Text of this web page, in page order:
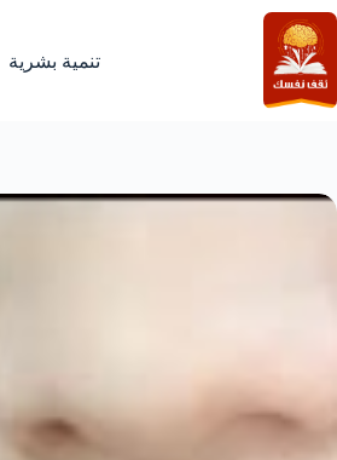
التجاوز
إلى
المحتوى
تنمية بشرية